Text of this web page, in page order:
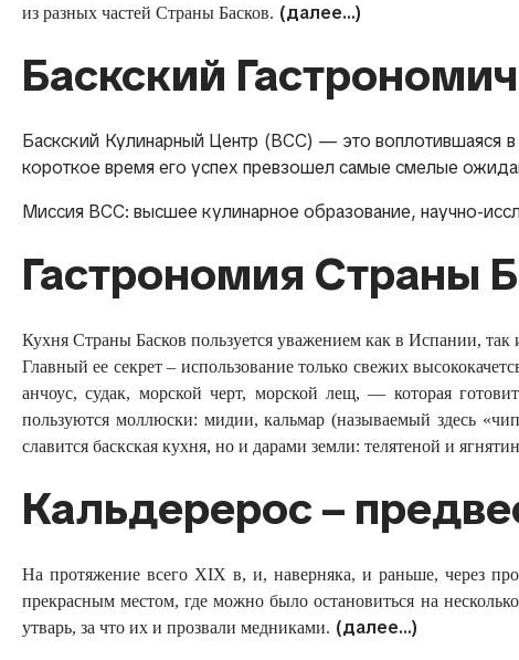
из разных частей Страны Басков. (далее…)
Баскский
Баскский Кулинарный Центр (BCC) — это воплотившаяся
короткое время его успех превзошел самые смелые
Миссия ВСС: высшее кулинарное образование, научно-
Гастрономия Страны
Кухня Страны Басков пользуется уважением как в Испании,
Главный ее секрет – использование только свежих
анчоус, судак, морской черт, морской лещ, — которая
пользуются моллюски: мидии, кальмар (называемый здесь
славится баскская кухня, но и дарами земли: телятеной и
Кальдерерос –
На протяжение всего XIX в, и, наверняка, и раньше, через
прекрасным местом, где можно было остановиться на
утварь, за что их и прозвали медниками. (далее…)